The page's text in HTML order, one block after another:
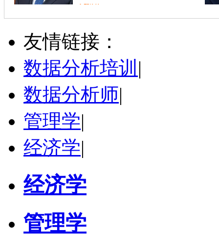
立即咨询
陈传红 武汉市
硕导
学校：中南民族大学
立即咨询
友情链接：
数据分析培训 |
数据分析师|
管理学|
经济学|
经济学
管理学